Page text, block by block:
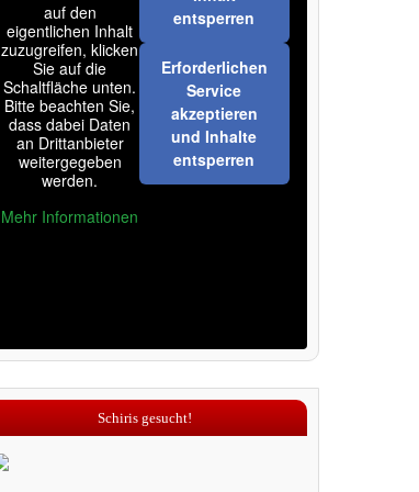
auf den
eigentlichen Inhalt
zuzugreifen, klicken
Sie auf die
Schaltfläche unten.
Bitte beachten Sie,
dass dabei Daten
an Drittanbieter
weitergegeben
werden.
Mehr Informationen
entsperren
Erforderlichen
Service
akzeptieren
und Inhalte
entsperren
Schiris gesucht!